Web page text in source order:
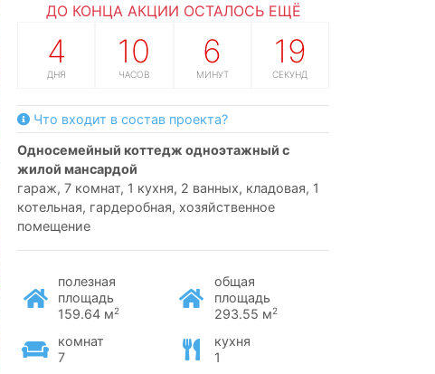
ДО КОНЦА АКЦИИ ОСТАЛОСЬ ЕЩЁ
4
ДНЯ
10
ЧАСОВ
6
МИНУТ
18
СЕКУНД
Что входит в состав проекта?
односемейный коттедж одноэтажный с
жилой мансардой
гараж, 7 комнат, 1 кухня, 2 ванных, кладовая, 1
котельная, гардеробная, хозяйственное
помещение
полезная
площадь
159.64 м2
общая
площадь
293.55 м2
комнат
7
кухня
1